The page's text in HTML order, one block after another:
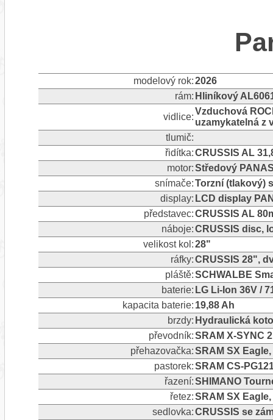
modelový rok:2026
rám: Hliníkový
vidlice:
Vzduchová
uzamykatelná z
tlumič:
řidítka:CRUSSIS AL
motor:Středový
snímače:Torzní (tlakový)
display: LCD display
představec:CRUSSIS AL
náboje:CRUSSIS disc,
velikost kol:28"
ráfky:CRUSSIS 28",
pláště:SCHWALBE
baterie: LG Li-Ion 36V /
kapacita baterie: 19,88 Ah
brzdy: Hydraulická
převodník:SRAM X-SYNC
přehazovačka:SRAM SX
pastorek:SRAM CS-
řazení:SHIMANO
řetez:SRAM SX
sedlovka:CRUSSIS se